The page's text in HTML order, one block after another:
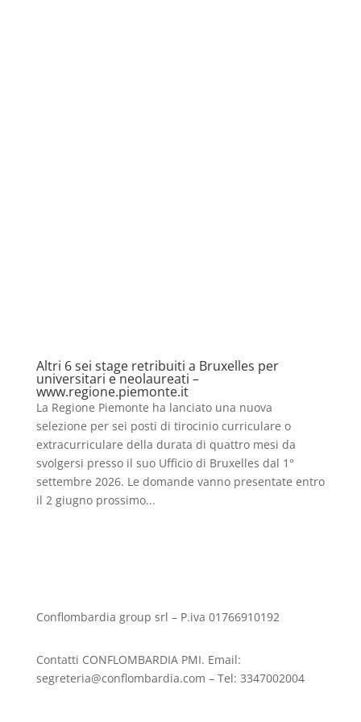
Altri 6 sei stage retribuiti a Bruxelles per
universitari e neolaureati –
www.regione.piemonte.it
La Regione Piemonte ha lanciato una nuova
selezione per sei posti di tirocinio curriculare o
extracurriculare della durata di quattro mesi da
svolgersi presso il suo Ufficio di Bruxelles dal 1°
settembre 2026. Le domande vanno presentate entro
il 2 giugno prossimo...
Conflombardia group srl – P.iva 01766910192
Contatti CONFLOMBARDIA PMI. Email:
segreteria@conflombardia.com – Tel: 3347002004